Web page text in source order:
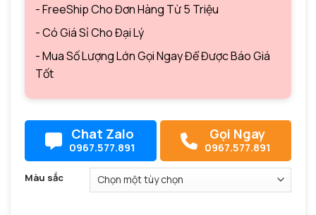
- FreeShip Cho Đơn Hàng Từ 5 Triệu
- Có Giá Sỉ Cho Đại Lý
- Mua Số Lượng Lớn Gọi Ngay Để Được Báo Giá
Tốt
Chat Zalo
0967.577.891
Gọi Ngay
0967.577.891
Màu sắc